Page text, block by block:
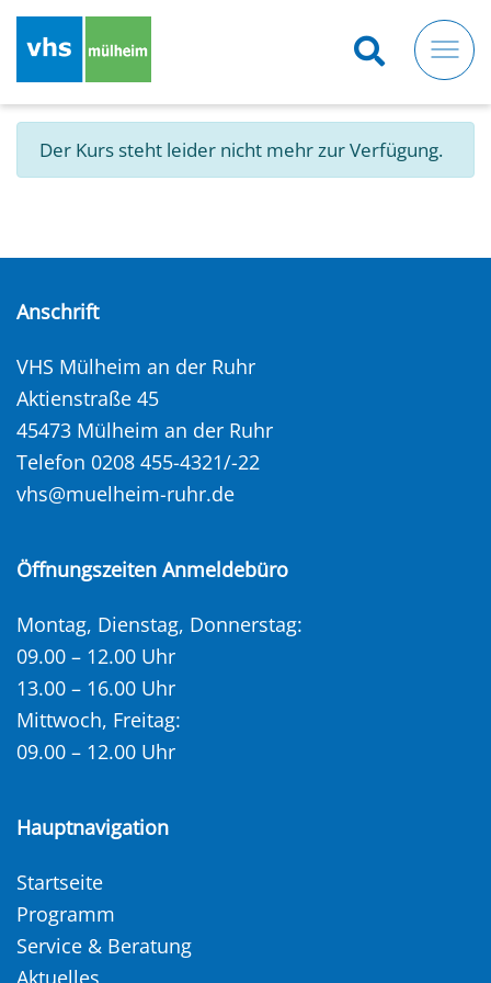
Der Kurs steht leider nicht mehr zur Verfügung.
Anschrift
VHS Mülheim an der Ruhr
Aktienstraße 45
45473 Mülheim an der Ruhr
Telefon 0208 455-4321/-22
vhs@muelheim-ruhr.de
Öffnungszeiten Anmeldebüro
Montag, Dienstag, Donnerstag:
09.00 – 12.00 Uhr
13.00 – 16.00 Uhr
Mittwoch, Freitag:
09.00 – 12.00 Uhr
Hauptnavigation
Startseite
Programm
Service & Beratung
Aktuelles